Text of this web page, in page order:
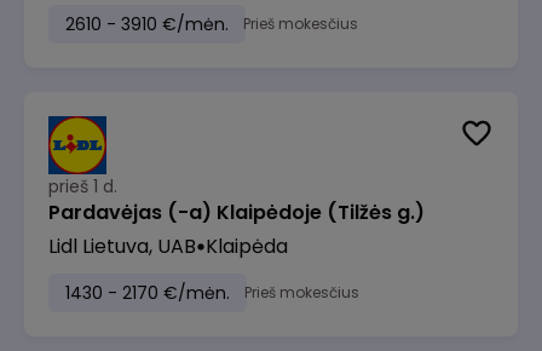
2610 - 3910 €/mėn. Prieš mokesčius
prieš 1 d.
Pardavėjas (-a) Klaipėdoje (Tilžės g.)
Lidl Lietuva, UAB Klaipėda
1430 - 2170 €/mėn. Prieš mokesčius